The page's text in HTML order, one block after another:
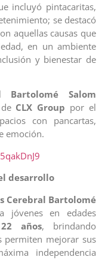
incluyó pintacaritas,
se destacó
aquellas causas que
en un ambiente
y bienestar de
Bartolomé Salom
CLX Group por el
con pancartas,
emoción.
desarrollo
Cerebral Bartolomé
jóvenes en edades
años, brindando
permiten mejorar sus
independencia